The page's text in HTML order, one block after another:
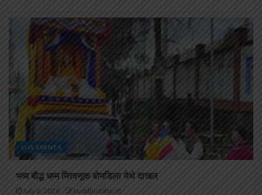
LIVE EVENTS
भव्य बौद्ध धम्म मिरवणूक बोमडिला येथे दाखल
July 6, 2026 buddhistbharat